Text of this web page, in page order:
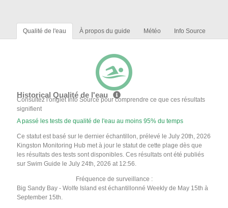
Qualité de l'eau À propos du guide Météo Info Source
Historical Qualité de l'eau
Consultez l'onglet Info Source pour comprendre ce que ces résultats
signifient
A passé les tests de qualité de l'eau au moins 95% du temps
Ce statut est basé sur le dernier échantillon, prélevé le July 20th, 2026
Kingston Monitoring Hub met à jour le statut de cette plage dès que
les résultats des tests sont disponibles. Ces résultats ont été publiés
sur Swim Guide le July 24th, 2026 at 12:56.
Fréquence de surveillance :
Big Sandy Bay - Wolfe Island est échantillonné Weekly de May 15th à
September 15th.